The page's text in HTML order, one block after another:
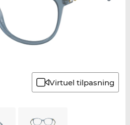
Virtuel tilpasning